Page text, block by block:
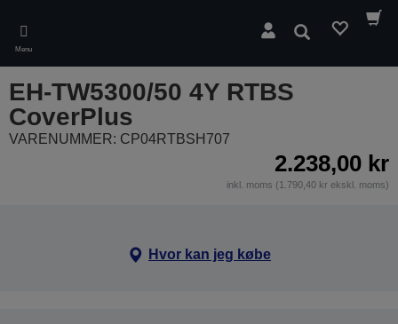
main
content
Menu
Søg
EH-TW5300/50 4Y RTBS
CoverPlus
VARENUMMER: CP04RTBSH707
2.238,00 kr
inkl. moms (1.790,40 kr ekskl. moms)
Hvor kan jeg købe